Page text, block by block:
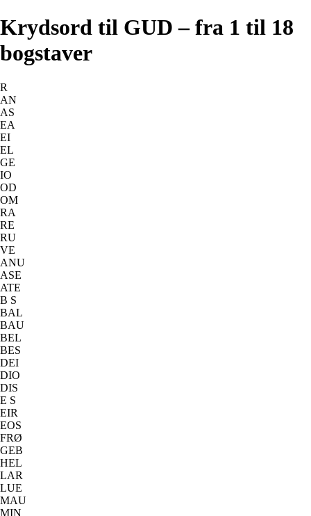
Krydsord til GUD – fra 1 til 18
bogstaver
R
AN
AS
EA
EI
EL
GE
IO
OD
OM
RA
RE
RU
VE
ANU
ASE
ATE
B S
BAL
BAU
BEL
BES
DEI
DIO
DIS
E S
EIR
EOS
FRØ
GEB
HEL
LAR
LUE
MAU
MIN